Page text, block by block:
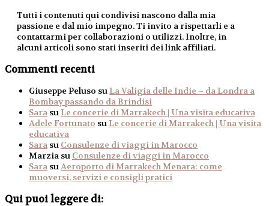
Tutti i contenuti qui condivisi nascono dalla mia
passione e dal mio impegno. Ti invito a rispettarli e a
contattarmi per collaborazioni o utilizzi. Inoltre, in
alcuni articoli sono stati inseriti dei link affiliati.
Commenti recenti
Giuseppe Peluso suLa Valigia delle Indie – da Londra a
Bombay passando da Brindisi
Sara suLe concerie di Marrakech | Una visita educativa
Adele Fortunato suLe concerie di Marrakech | Una visita
educativa
Sara su Consulenze di viaggi in Marocco
Marzia su Consulenze di viaggi in Marocco
Sara suAeroporto di Marrakech Menara: come
muoversi, servizi e consigli pratici
Qui puoi leggere di: